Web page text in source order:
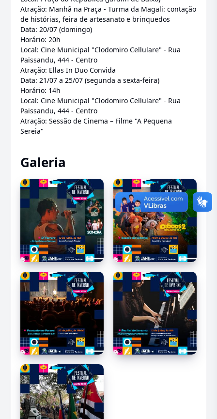
Atração: Manhã na Praça - Turma da Magali: contação
de histórias, feira de artesanato e brinquedos
Data: 20/07 (domingo)
Horário: 20h
Local: Cine Municipal "Clodomiro Cellulare" - Rua
Paissandu, 444 - Centro
Atração: Ellas In Duo Convida
Data: 21/07 a 25/07 (segunda a sexta-feira)
Horário: 14h
Local: Cine Municipal "Clodomiro Cellulare" - Rua
Paissandu, 444 - Centro
Atração: Sessão de Cinema – Filme "A Pequena
Sereia"
Galeria